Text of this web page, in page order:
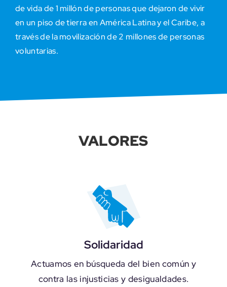
de vida de 1 millón de personas que dejaron de vivir
en un piso de tierra en América Latina y el Caribe, a
través de la movilización de 2 millones de personas
voluntarias.
VALORES
Solidaridad
Actuamos en búsqueda del bien común y
contra las injusticias y desigualdades.